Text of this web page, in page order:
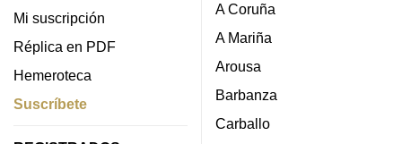
Mi suscripción
Réplica en PDF
Hemeroteca
Suscríbete
A Coruña
A Mariña
Arousa
Barbanza
Carballo